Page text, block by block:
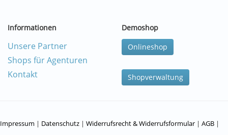
Informationen
Unsere Partner
Shops für Agenturen
Kontakt
Demoshop
Onlineshop
Shopverwaltung
Impressum | Datenschutz | Widerrufsrecht & Widerrufsformular | AGB |